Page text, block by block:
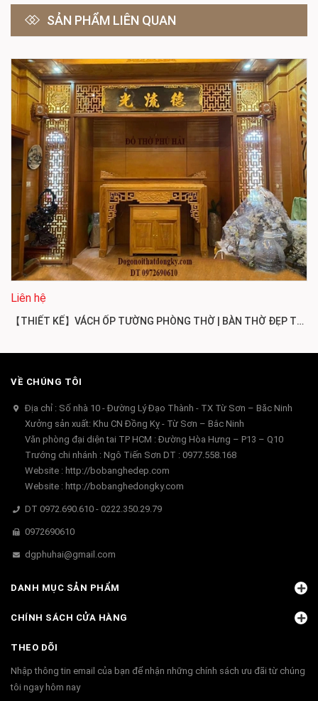
SẢN PHẨM LIÊN QUAN
Liên hệ
【THIẾT KẾ】VÁCH ỐP TƯỜNG PHÒNG THỜ | BÀN THỜ ĐẸP TRANG NGHIÊM VOP02
VỀ CHÚNG TÔI
Địa chỉ : Số nhà 10 - Đường Lý Đạo Thành - TX Từ Sơn – Băc Ninh
Xưởng sản xuất: Khu CN Đồng Kỵ - Từ Sơn – Bắc Ninh
Văn phòng đại diện tai TP HCM : Đường Hòa Hưng – P13 – Q10
Trướng chi nhánh : Ngô Tiến Sơn DT : 0977.558.168
Website : http://bobanghedep.com
Website : http://bobanghedongky.com
DT 0972.690.610 - 0222.350.29.79
0972690610
dgphuhai@gmail.com
DANH MỤC SẢN PHẨM
CHÍNH SÁCH CỬA HÀNG
THEO DÕI
Nhập thông tin email của bạn để nhận những chính sách ưu đãi từ chúng
tôi ngay hôm nay